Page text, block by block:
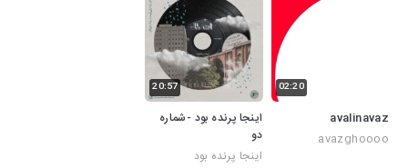
02:20
avalinavaz
avazghoooo
20:57
اینجا پرنده بود -شماره
دو
اینجا پرنده بود